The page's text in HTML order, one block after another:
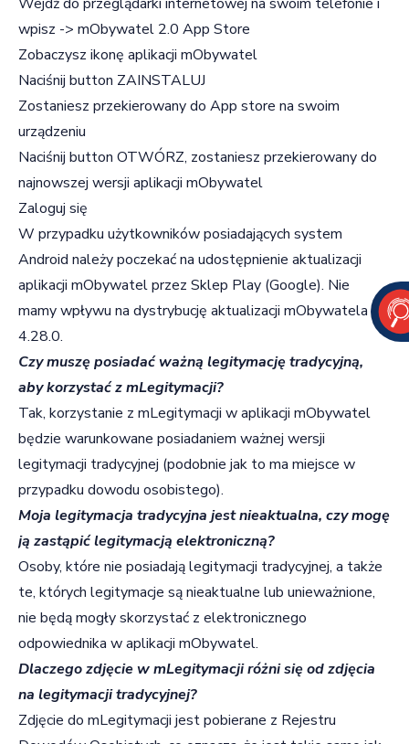
wpisz -> mObywatel 2.0 App Store
Zobaczysz ikonę aplikacji mObywatel
Naciśnij button ZAINSTALUJ
Zostaniesz przekierowany do App store na swoim
urządzeniu
Naciśnij button OTWÓRZ, zostaniesz przekierowany do
najnowszej wersji aplikacji mObywatel
Zaloguj się
W przypadku użytkowników posiadających system
Android należy poczekać na udostępnienie aktualizacji
aplikacji mObywatel przez Sklep Play (Google). Nie
mamy wpływu na dystrybucję aktualizacji mObywatela
4.28.0.
Czy muszę posiadać ważną legitymację tradycyjną,
aby korzystać z mLegitymacji?
Tak, korzystanie z mLegitymacji w aplikacji mObywatel
będzie warunkowane posiadaniem ważnej wersji
legitymacji tradycyjnej (podobnie jak to ma miejsce w
przypadku dowodu osobistego).
Moja legitymacja tradycyjna jest nieaktualna, czy mogę
ją zastąpić legitymacją elektroniczną?
Osoby, które nie posiadają legitymacji tradycyjnej, a także
te, których legitymacje są nieaktualne lub unieważnione,
nie będą mogły skorzystać z elektronicznego
odpowiednika w aplikacji mObywatel.
Dlaczego zdjęcie w mLegitymacji różni się od zdjęcia
na legitymacji tradycyjnej?
Zdjęcie do mLegitymacji jest pobierane z Rejestru